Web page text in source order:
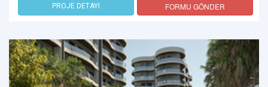
PROJE DETAYI FORMU GÖNDER